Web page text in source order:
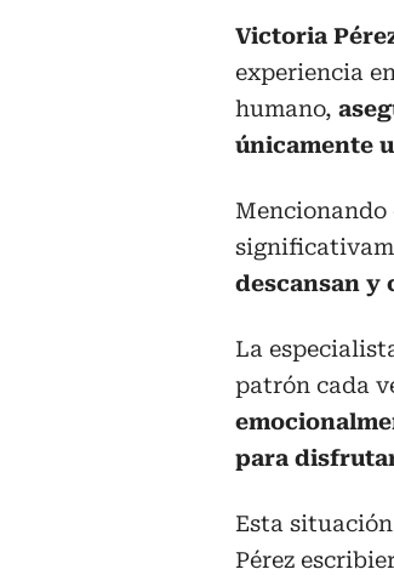
Victoria
experiencia
humano,
únicamente
Mencionando
descansan y
La
patrón cada
para
Esta
Pérez